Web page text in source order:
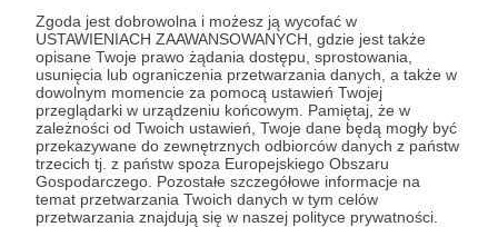
Zgoda jest dobrowolna i możesz ją wycofać w
USTAWIENIACH ZAAWANSOWANYCH, gdzie jest także
opisane Twoje prawo żądania dostępu, sprostowania,
usunięcia lub ograniczenia przetwarzania danych, a także w
dowolnym momencie za pomocą ustawień Twojej
przeglądarki w urządzeniu końcowym. Pamiętaj, że w
zależności od Twoich ustawień, Twoje dane będą mogły być
przekazywane do zewnętrznych odbiorców danych z państw
trzecich tj. z państw spoza Europejskiego Obszaru
Gospodarczego. Pozostałe szczegółowe informacje na
temat przetwarzania Twoich danych w tym celów
przetwarzania znajdują się w naszej polityce prywatności.
Zostań Patronem
Zaloguj się
audycja radiobaobab
Udostępnij